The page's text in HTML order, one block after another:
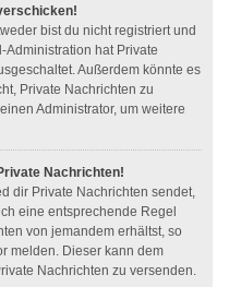
bist du nicht registriert und
hat Private
Außerdem könnte es
Private Nachrichten zu
Administrator, um weitere
Nachrichten!
dir Private Nachrichten sendet,
eine entsprechende Regel
von jemandem erhältst, so
melden. Dieser kann dem
Nachrichten zu versenden.